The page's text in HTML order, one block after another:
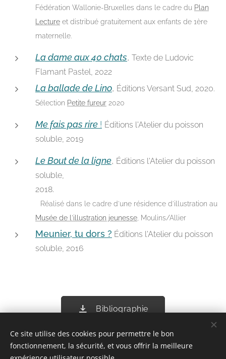
Fédération Wallonie-Bruxelles dans le cadre du Plan
Lecture et distribué gratuitement aux enfants de 1ère
maternelle.
La dame aux 40 chats, Texte de Ludovic
Flamant Pastel, 2022
La ballade de Lino, Éditions Versant Sud, 2020.
Sélection Petite fureur 2020
Me fais pas rire ! Éditions l'Atelier du poisson
soluble, 2019
Le Bout de la ligne, Éditions l'Atelier du poisson
soluble,
2018.
Réalisé dans le cadre d'une résidence d'illustration au
Musée de l'illustration jeunesse , Moulins/Allier
Meunier, tu dors ? Éditions l'Atelier du poisson
soluble, 2016
Bibliographie
Ce site utilise des cookies pour permettre le bon
fonctionnement, la sécurité, et vous offrir la meilleure